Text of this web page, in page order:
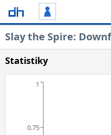
Slay the Spire:
Statistiky
0.75
1